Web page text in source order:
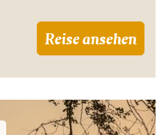
Reise ansehen